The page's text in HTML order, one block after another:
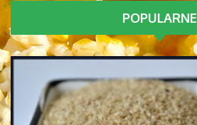
POPULARNE